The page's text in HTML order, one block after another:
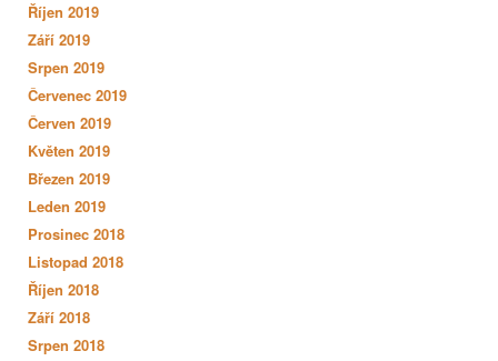
Říjen 2019
Září 2019
Srpen 2019
Červenec 2019
Červen 2019
Květen 2019
Březen 2019
Leden 2019
Prosinec 2018
Listopad 2018
Říjen 2018
Září 2018
Srpen 2018